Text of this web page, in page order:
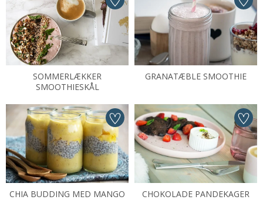
SOMMERLÆKKER
SMOOTHIESKÅL
GRANATÆBLE SMOOTHIE
CHIA BUDDING MED MANGO CHOKOLADE PANDEKAGER